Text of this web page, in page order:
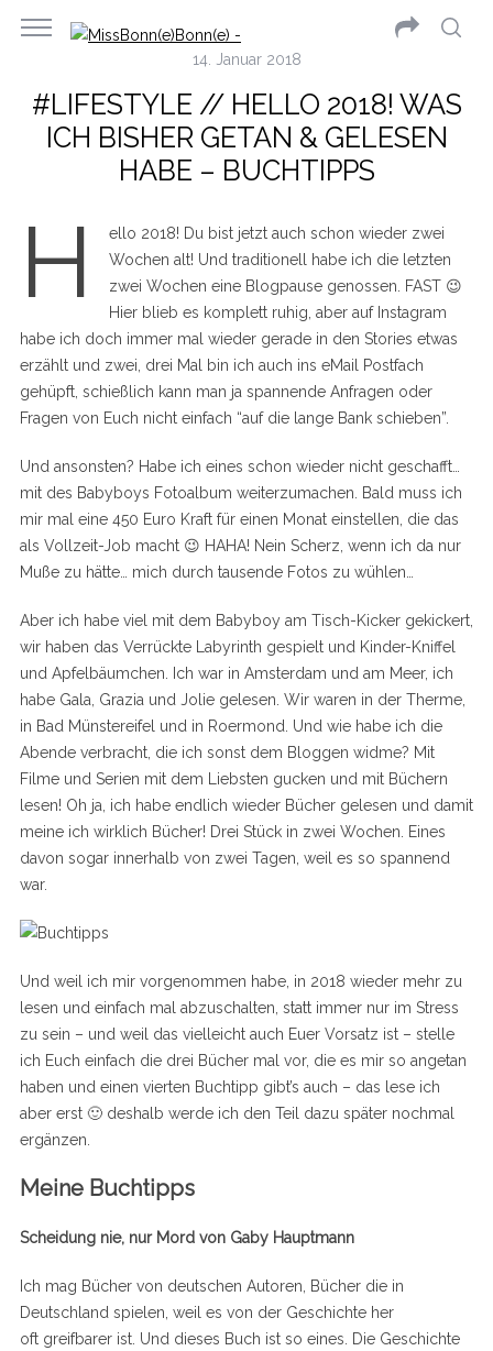
14. Januar 2018
#LIFESTYLE // HELLO 2018! WAS
ICH BISHER GETAN & GELESEN
HABE – BUCHTIPPS
H
ello 2018! Du bist jetzt auch schon wieder zwei
Wochen alt! Und traditionell habe ich die letzten
zwei Wochen eine Blogpause genossen. FAST 😉
Hier blieb es komplett ruhig, aber auf Instagram
habe ich doch immer mal wieder gerade in den Stories etwas
erzählt und zwei, drei Mal bin ich auch ins eMail Postfach
gehüpft, schießlich kann man ja spannende Anfragen oder
Fragen von Euch nicht einfach “auf die lange Bank schieben”.
Und ansonsten? Habe ich eines schon wieder nicht geschafft…
mit des Babyboys Fotoalbum weiterzumachen. Bald muss ich
mir mal eine 450 Euro Kraft für einen Monat einstellen, die das
als Vollzeit-Job macht 😉 HAHA! Nein Scherz, wenn ich da nur
Muße zu hätte… mich durch tausende Fotos zu wühlen…
Aber ich habe viel mit dem Babyboy am Tisch-Kicker gekickert,
wir haben das Verrückte Labyrinth gespielt und Kinder-Kniffel
und Apfelbäumchen. Ich war in Amsterdam und am Meer, ich
habe Gala, Grazia und Jolie gelesen. Wir waren in der Therme,
in Bad Münstereifel und in Roermond. Und wie habe ich die
Abende verbracht, die ich sonst dem Bloggen widme? Mit
Filme und Serien mit dem Liebsten gucken und mit Büchern
lesen! Oh ja, ich habe endlich wieder Bücher gelesen und damit
meine ich wirklich Bücher! Drei Stück in zwei Wochen. Eines
davon sogar innerhalb von zwei Tagen, weil es so spannend
war.
Und weil ich mir vorgenommen habe, in 2018 wieder mehr zu
lesen und einfach mal abzuschalten, statt immer nur im Stress
zu sein – und weil das vielleicht auch Euer Vorsatz ist – stelle
ich Euch einfach die drei Bücher mal vor, die es mir so angetan
haben und einen vierten Buchtipp gibt’s auch – das lese ich
aber erst 🙂 deshalb werde ich den Teil dazu später nochmal
ergänzen.
Meine Buchtipps
Scheidung nie, nur Mord von Gaby Hauptmann
Ich mag Bücher von deutschen Autoren, Bücher die in
Deutschland spielen, weil es von der Geschichte her
oft greifbarer ist. Und dieses Buch ist so eines. Die Geschichte